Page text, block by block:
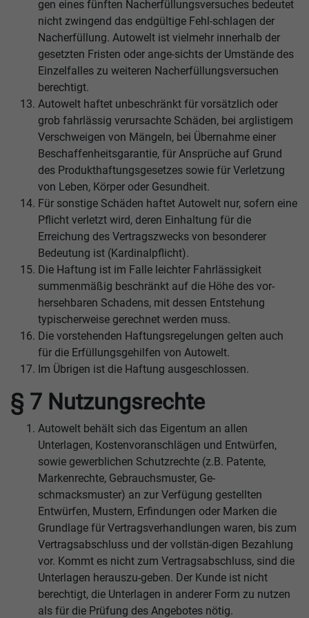
gen eines fünften Nacherfüllungsversuches bedeutet
nicht zwingend das endgültige Fehl-schlagen der
Nacherfüllung. Autowelt ist vielmehr innerhalb der
gesetzten Fristen oder ange-sichts der Umstände des
Einzelfalles zu weiteren Nacherfüllungsversuchen
berechtigt.
Autowelt haftet unbeschränkt für vorsätzlich oder
grob fahrlässig verursachte Schäden, bei arglistigem
Verschweigen von Mängeln, bei Übernahme einer
Beschaffenheitsgarantie, für Ansprüche auf Grund
des Produkthaftungsgesetzes sowie für Verletzung
von Leben, Körper oder Gesundheit.
Für sonstige Schäden haftet Autowelt nur, sofern eine
Pflicht verletzt wird, deren Einhaltung für die
Erreichung des Vertragszwecks von besonderer
Bedeutung ist (Kardinalpflicht).
Die Haftung ist im Falle leichter Fahrlässigkeit
summenmäßig beschränkt auf die Höhe des vor-
hersehbaren Schadens, mit dessen Entstehung
typischerweise gerechnet werden muss.
Die vorstehenden Haftungsregelungen gelten auch
für die Erfüllungsgehilfen von Autowelt.
Im Übrigen ist die Haftung ausgeschlossen.
§ 7 Nutzungsrechte
Autowelt behält sich das Eigentum an allen
Unterlagen, Kostenvoranschlägen und Entwürfen,
sowie gewerblichen Schutzrechte (z.B. Patente,
Markenrechte, Gebrauchsmuster, Ge-
schmacksmuster) an zur Verfügung gestellten
Entwürfen, Mustern, Erfindungen oder Marken die
Grundlage für Vertragsverhandlungen waren, bis zum
Vertragsabschluss und der vollstän-digen Bezahlung
vor. Kommt es nicht zum Vertragsabschluss, sind die
Unterlagen herauszu-geben. Der Kunde ist nicht
berechtigt, die Unterlagen in anderer Form zu nutzen
als für die Prüfung des Angebotes nötig.